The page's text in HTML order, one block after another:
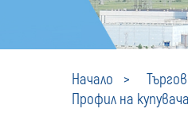
Начало
Профил на